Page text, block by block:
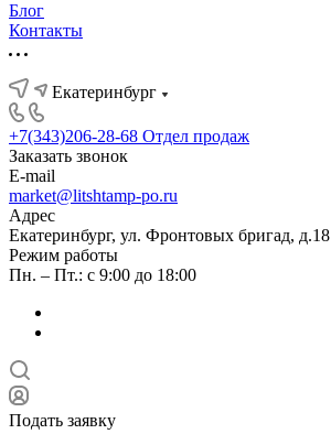
Блог
Контакты
Екатеринбург
+7(343)206-28-68 Отдел продаж
Заказать звонок
E-mail
market@litshtamp-po.ru
Адрес
Екатеринбург, ул. Фронтовых бригад, д.18
Режим работы
Пн. – Пт.: с 9:00 до 18:00
Подать заявку